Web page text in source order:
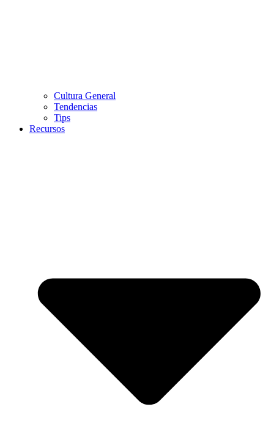
Cultura General
Tendencias
Tips
Recursos